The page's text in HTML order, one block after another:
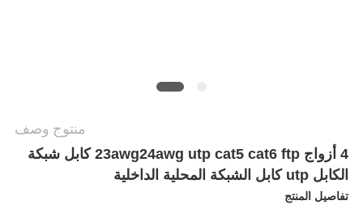
منتوج وصف
4 أزواج 23awg24awg utp cat5 cat6 ftp كابل شبكة
الكابل utp كابل الشبكة المحلية الداخلية
تفاصيل المنتج